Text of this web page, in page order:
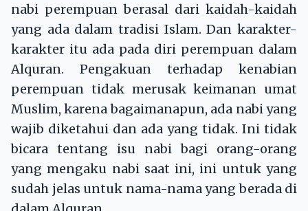
nabi perempuan berasal dari kaidah-kaidah
yang ada dalam tradisi Islam. Dan karakter-
karakter itu ada pada diri perempuan dalam
Alquran. Pengakuan terhadap kenabian
perempuan tidak merusak keimanan umat
Muslim, karena bagaimanapun, ada nabi yang
wajib diketahui dan ada yang tidak. Ini tidak
bicara tentang isu nabi bagi orang-orang
yang mengaku nabi saat ini, ini untuk yang
sudah jelas untuk nama-nama yang berada di